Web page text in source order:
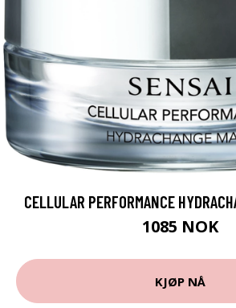
CELLULAR PERFORMANCE
1085 NOK
KJØP NÅ